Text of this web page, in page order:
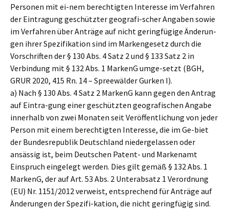
Personen mit ei-nem berechtigten Interesse im Verfahren
der Eintragung geschützter geografi-scher Angaben sowie
im Verfahren über Anträge auf nicht geringfügige Änderun-
gen ihrer Spezifikation sind im Markengesetz durch die
Vorschriften der § 130 Abs. 4 Satz 2 und § 133 Satz 2 in
Verbindung mit § 132 Abs. 1 MarkenG umge-setzt (BGH,
GRUR 2020, 415 Rn. 14 – Spreewälder Gurken I).
a) Nach § 130 Abs. 4 Satz 2 MarkenG kann gegen den Antrag
auf Eintra-gung einer geschützten geografischen Angabe
innerhalb von zwei Monaten seit Veröffentlichung von jeder
Person mit einem berechtigten Interesse, die im Ge-biet
der Bundesrepublik Deutschland niedergelassen oder
ansässig ist, beim Deutschen Patent- und Markenamt
Einspruch eingelegt werden. Dies gilt gemäß § 132 Abs. 1
MarkenG, der auf Art. 53 Abs. 2 Unterabsatz 1 Verordnung
(EU) Nr. 1151/2012 verweist, entsprechend für Anträge auf
Änderungen der Spezifi-kation, die nicht geringfügig sind.